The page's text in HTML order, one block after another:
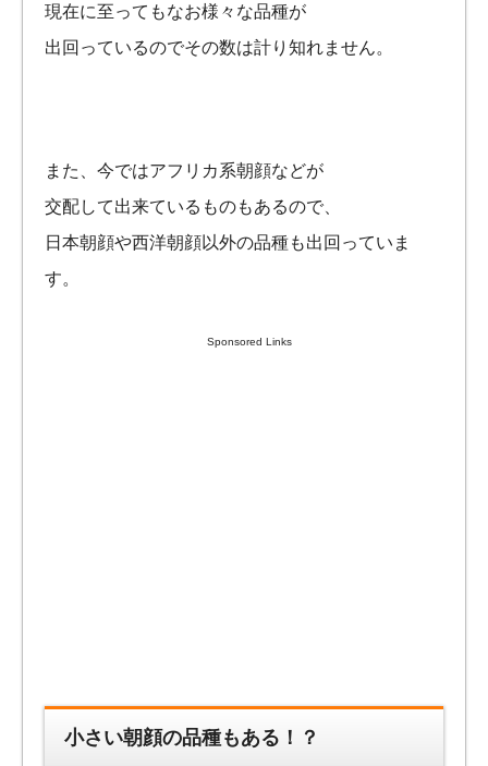
現在に至ってもなお様々な品種が
出回っているのでその数は計り知れません。
また、今ではアフリカ系朝顔などが
交配して出来ているものもあるので、
日本朝顔や西洋朝顔以外の品種も出回っていま
す。
Sponsored Links
小さい朝顔の品種もある！？